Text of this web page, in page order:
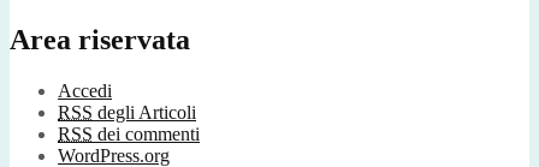
Area riservata
Accedi
RSS degli Articoli
RSS dei commenti
WordPress.org